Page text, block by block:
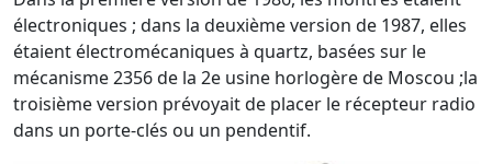
électroniques ; dans la deuxième version de 1987, elles
étaient électromécaniques à quartz, basées sur le
mécanisme 2356 de la 2e usine horlogère de Moscou ;la
troisième version prévoyait de placer le récepteur radio
dans un porte-clés ou un pendentif.